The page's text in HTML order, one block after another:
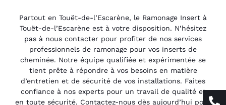
Partout en Touët-de-l’Escarène, le Ramonage Insert à
Touët-de-l’Escarène est à votre disposition. N’hésitez
pas à nous contacter pour profiter de nos services
professionnels de ramonage pour vos inserts de
cheminée. Notre équipe qualifiée et expérimentée se
tient prête à répondre à vos besoins en matière
d’entretien et de sécurité de vos installations. Faites
confiance à nos experts pour un travail de qualité et
en toute sécurité. Contactez-nous dès aujourd’hui pour